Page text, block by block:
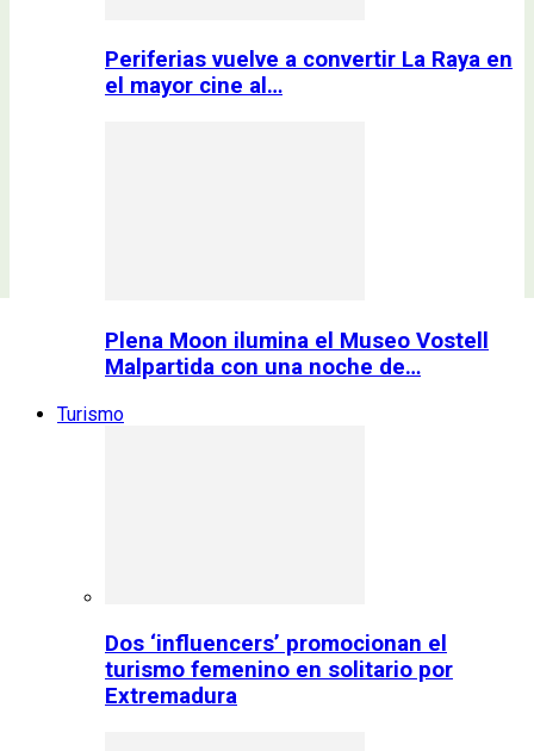
Periferias vuelve a convertir La Raya en
el mayor cine al…
Plena Moon ilumina el Museo Vostell
Malpartida con una noche de…
Turismo
Dos ‘influencers’ promocionan el
turismo femenino en solitario por
Extremadura